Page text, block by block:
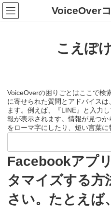
コ
ン
テ
ナ
ビ
ゲ
VoiceOver
こえぽ
VoiceOverの困りごとはここで検
に寄せられた質問とアドバイス
ます。例えば、『LINE』と入力
報が表示されます。情報が見つ
をローマ字にしたり、短い言葉に
検
Facebookアプ
タマイズする方
さい。たとえば